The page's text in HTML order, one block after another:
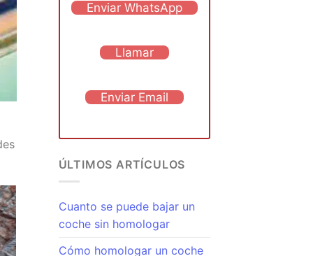
Enviar WhatsApp
Llamar
Enviar Email
ÚLTIMOS ARTÍCULOS
Cuanto se puede bajar un
coche sin homologar
Cómo homologar un coche